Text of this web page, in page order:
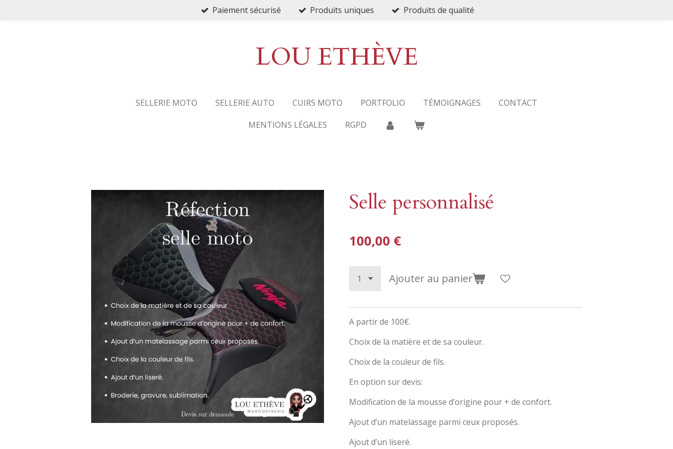
Paiement sécurisé Produits uniques Produits de qualité
LOU ETHÈVE
SELLERIE MOTO SELLERIE AUTO CUIRS MOTO PORTFOLIO TÉMOIGNAGES
CONTACT
MENTIONS LÉGALES
RGPD
Selle personnalisé
100,00 €
Ajouter au panier
A partir de 100€.
Choix de la matière et de sa couleur.
Choix de la couleur de fils.
En option sur devis:
Modification de la mousse d’origine pour + de confort.
Ajout d’un matelassage parmi ceux proposés.
Ajout d’un liseré.